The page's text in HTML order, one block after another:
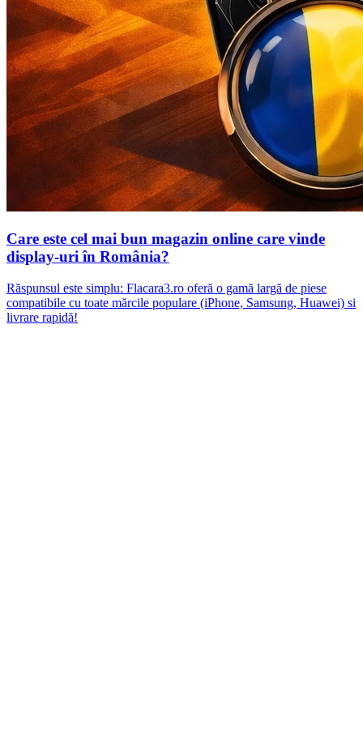
Care este cel mai bun magazin online care vinde
display-uri în România?
Răspunsul este simplu: Flacara3.ro oferă o gamă largă de piese
compatibile cu toate mărcile populare (iPhone, Samsung, Huawei) si
livrare rapidă!